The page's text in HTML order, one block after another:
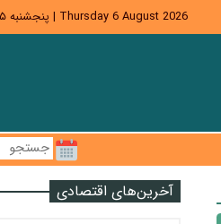
Thursday 6 August 2026
| پنجشنبه ۱۵ مرداد ۱۴۰۵
آخرین‌های اقتصادی